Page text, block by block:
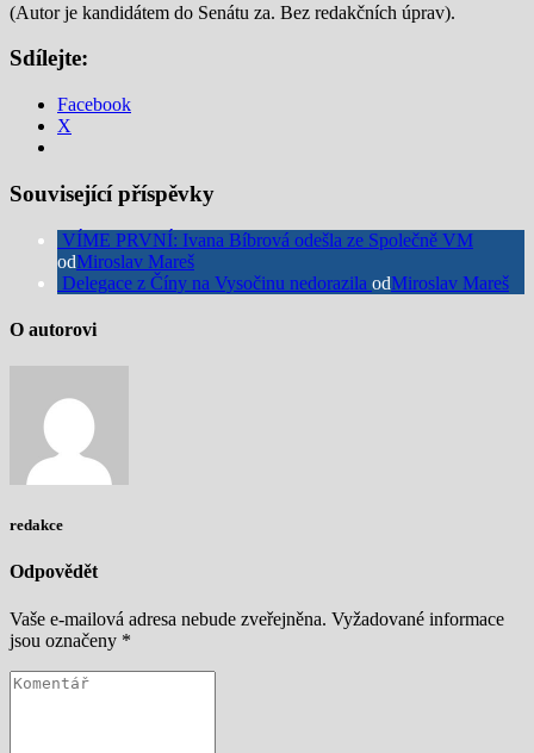
(Autor je kandidátem do Senátu za. Bez redakčních úprav).
Sdílejte:
Facebook
X
Související příspěvky
VÍME PRVNÍ: Ivana Bíbrová odešla ze Společně VM
odMiroslav Mareš
Delegace z Číny na Vysočinu nedorazila odMiroslav Mareš
O autorovi
redakce
Odpovědět
Vaše e-mailová adresa nebude zveřejněna. Vyžadované informace
jsou označeny *